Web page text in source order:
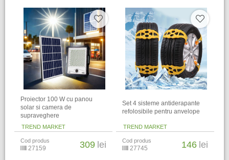
Proiector 100 W cu panou
solar si camera de
supraveghere
TREND MARKET
Cod produs
27159 309 lei
Set 4 sisteme antiderapante
refolosibile pentru anvelope
TREND MARKET
Cod produs
27745 146 lei